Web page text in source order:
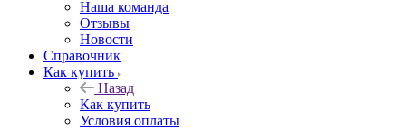
Наша команда
Отзывы
Новости
Справочник
Как купить
Назад
Как купить
Условия оплаты